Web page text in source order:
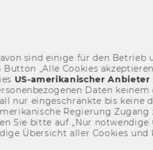
sind ei­ni­ge für den
„Alle Coo­kies
US-​amerikanischer An­bie­ter
Daten
nur ein­ge­schränk­te bis keine
Re­gie­rung
Sie bitte auf „Nur not­wen­di­ge
Über­sicht aller Coo­kies